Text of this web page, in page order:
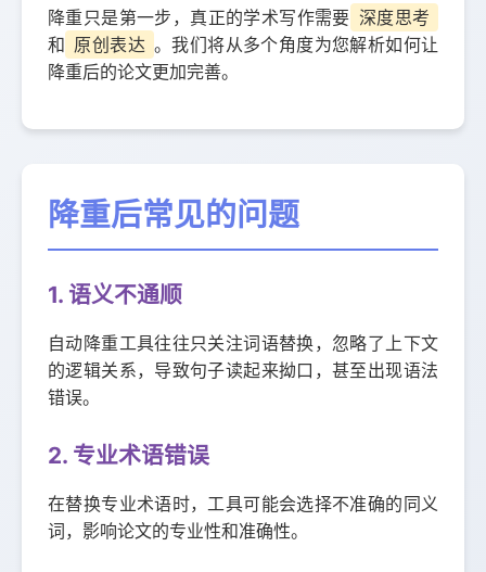
降重只是第一步，真正的学术写作需要 深度思考
和 原创表达 。我们将从多个角度为您解析如何让
降重后的论文更加完善。
降重后常见的问题
1. 语义不通顺
自动降重工具往往只关注词语替换，忽略了上下文
的逻辑关系，导致句子读起来拗口，甚至出现语法
错误。
2. 专业术语错误
在替换专业术语时，工具可能会选择不准确的同义
词，影响论文的专业性和准确性。